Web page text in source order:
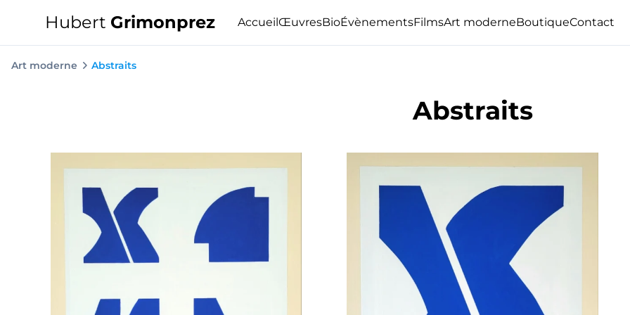
Hubert Grimonprez AccueilŒuvresBioÉvènementsFilmsArt moderneBoutiqueContact
Art moderne Abstraits
Abstraits